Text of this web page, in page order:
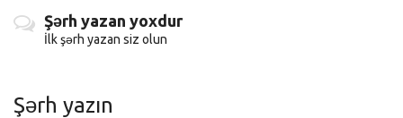
Şərh yazan yoxdur
İlk şərh yazan siz olun
Şərh yazın